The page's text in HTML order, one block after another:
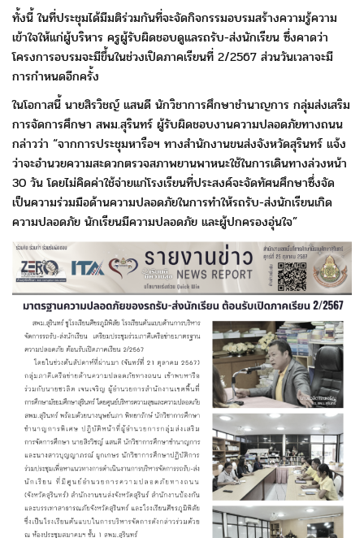
ทั้งนี้ ในที่ประชุมได้มีมติร่วมกันที่จะจัดกิจกรรมอบรมสร้างความรู้ความ
เข้าใจให้แก่ผู้บริหาร ครูผู้รับผิดชอบดูแลรถรับ-ส่งนักเรียน ซึ่งคาดว่า
โครงการอบรมจะมีขึ้นในช่วงเปิดภาคเรียนที่ 2/2567 ส่วนวันเวลาจะมี
การกำหนดอีกครั้ง
ในโอกาสนี้ นายสิรวิชญ์ แสนดี นักวิชาการศึกษาชำนาญการกลุ่มส่งเสริม
การจัดการศึกษา สพม.สุรินทร์ ผู้รับผิดชอบงานความปลอดภัยทางถนน
กล่าวว่า “จากการประชุมหารือฯ ทางสำนักงานขนส่งจังหวัดสุรินทร์ แจ้ง
ว่าจะอำนวยความสะดวกตรวจสภาพยานพาหนะใช้ในการเดินทางล่วงหน้า
30 วัน โดยไม่คิดค่าใช้จ่ายแก่โรงเรียนที่ประสงค์จะจัดทัศนศึกษาซึ่งจัด
เป็นความร่วมมือด้านความปลอดภัยในการทำให้รถรับ-ส่งนักเรียนเกิด
ความปลอดภัย นักเรียนมีความปลอดภัย และผู้ปกครองอุ่นใจ”